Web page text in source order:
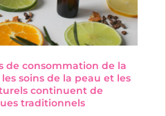
de consommation de la
soins de la peau et les
continuent de
traditionnels